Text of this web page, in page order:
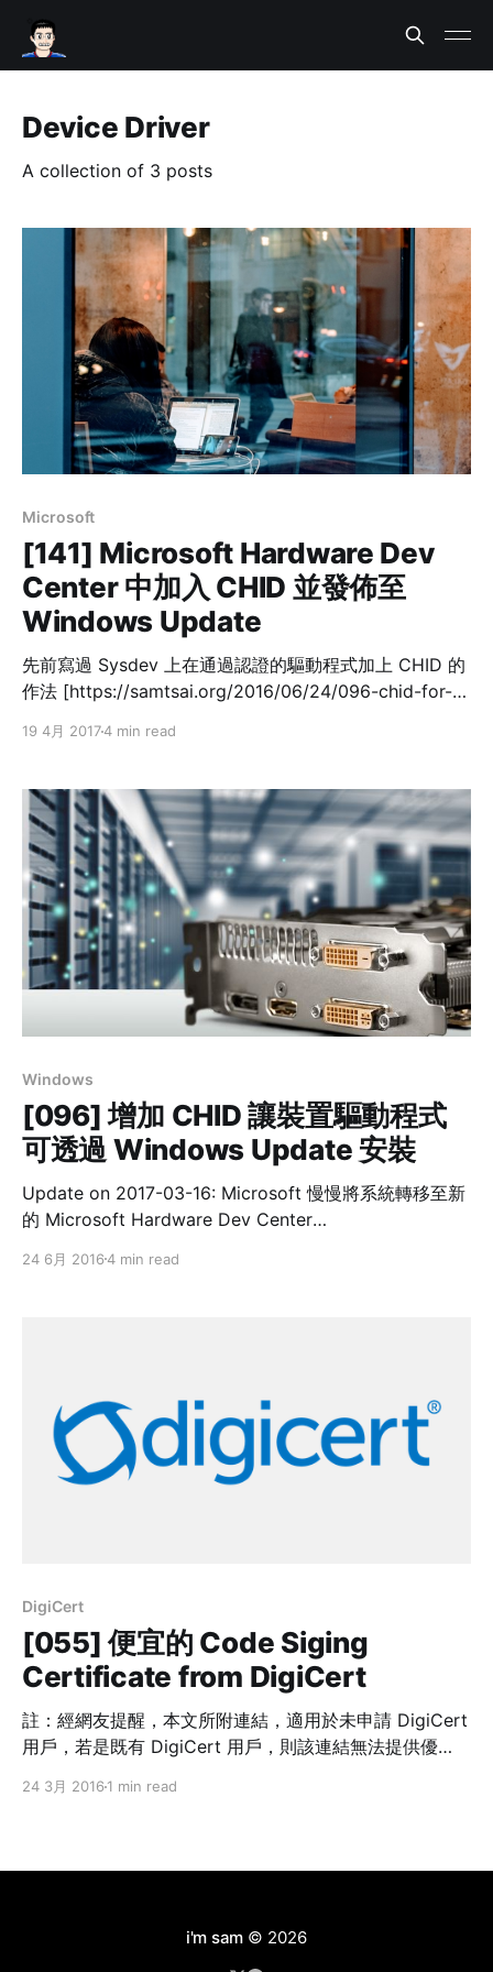
Device Driver
A collection of 3 posts
Microsoft
[141] Microsoft Hardware Dev
Center 中加入 CHID 並發佈至
Windows Update
先前寫過 Sysdev 上在通過認證的驅動程式加上 CHID 的
作法 [https://samtsai.org/2016/06/24/096-chid-for-
趕到新的 Microsoft Hardware Dev Center 後，那篇文
交代一下新站的「申報」方式。 現在登入到 Sysdev
[https://sysdev.microsoft.com/hardware] 首頁會看到
一個警告框，明示今年三月底大概要舉家搬到 Microsoft
Hardware Dev Center(MHDC) 去了： EV Code
Signing Certificate 記得第一次在新的
19 4月 20174 min read
Windows
[096] 增加 CHID 讓裝置驅動程式
可透過 Windows Update 安裝
Update on 2017-03-16: Microsoft 慢慢將系統轉移至新
的 Microsoft Hardware Dev Center
us/windows/hardware] ，CHID「上架」流程有所改
-------------------------------------------------- 前陣子
有個 Windows 驅動程式的開發需求： > 裝置驅動程式必
須能讓終端電腦透過
24 6月 20164 min read
DigiCert
[055] 便宜的 Code Siging
Certificate from DigiCert
註：經網友提醒，本文所附連結，適用於未申請 DigiCert
用戶，若是既有 DigiCert 用戶，則該連結無法提供優
VeriSign（後來被 Symantec 買走，而 Symantec 在業界
$223/Year * Symantec: USD $499/Year
24 3月 2016 1 min read
i'm sam © 2026